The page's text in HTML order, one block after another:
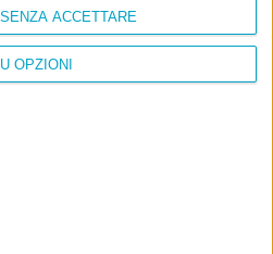
OPZIONI
ACCETTARE